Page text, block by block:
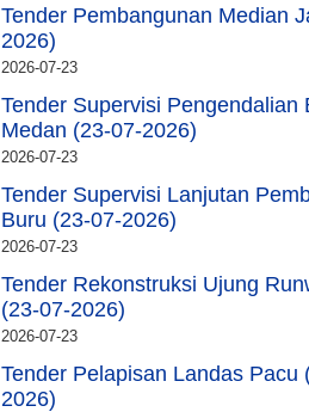
Tender Pembangunan Median
2026)
2026-07-23
Tender Supervisi
Medan (23-07-2026)
2026-07-23
Tender Supervisi Lanjutan
Buru (23-07-2026)
2026-07-23
Tender Rekonstruksi Ujung
(23-07-2026)
2026-07-23
Tender Pelapisan Landas
2026)